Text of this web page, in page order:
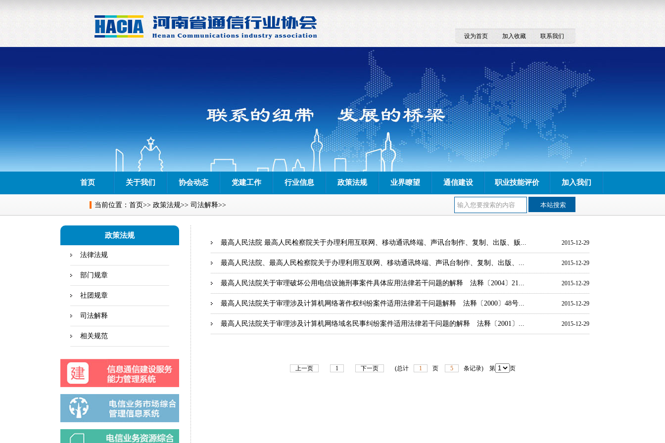
设为首页 加入收藏 联系我们
首页 关于我们 协会动态 党建工作 行业信息 政策法规 业界瞭望 通信建设 职业技能评价 加入我们
当前位置： 首页>> 政策法规>> 司法解释>>
最高人民法院 最高人民检察院关于办理利用互联网、移动通讯终端、声讯台制作、复制、出版、贩... 2015-12-29
最高人民法院、最高人民检察院关于办理利用互联网、移动通讯终端、声讯台制作、复制、出版、... 2015-12-29
最高人民法院关于审理破坏公用电信设施刑事案件具体应用法律若干问题的解释 法释〔2004〕21... 2015-12-29
最高人民法院关于审理涉及计算机网络著作权纠纷案件适用法律若干问题解释 法释〔2000〕48号... 2015-12-29
最高人民法院关于审理涉及计算机网络域名民事纠纷案件适用法律若干问题的解释 法释〔2001〕... 2015-12-29
上一页 1 下一页 (总计 1 页 5 条记录) 第 页
政策法规
法律法规
部门规章
社团规章
司法解释
相关规范